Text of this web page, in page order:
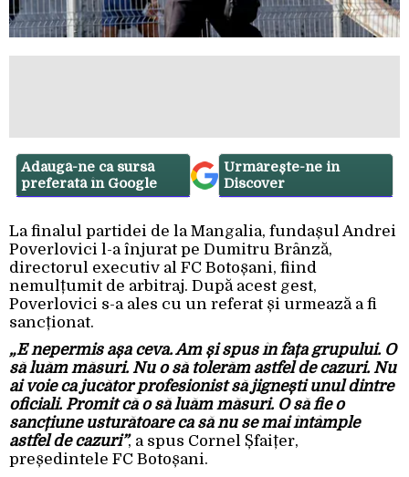
Adaugă-ne ca sursă
preferată în Google
Urmărește-ne in
Discover
La finalul partidei de la Mangalia, fundașul Andrei
Poverlovici l-a înjurat pe Dumitru Brânză,
directorul executiv al FC Botoșani, fiind
nemulțumit de arbitraj. După acest gest,
Poverlovici s-a ales cu un referat și urmează a fi
sancționat.
„E nepermis așa ceva. Am și spus în fața grupului. O
să luăm măsuri. Nu o să tolerăm astfel de cazuri. Nu
ai voie ca jucător profesionist să jignești unul dintre
oficiali. Promit că o să luăm măsuri. O să fie o
sancțiune usturătoare ca să nu se mai întâmple
astfel de cazuri”, a spus Cornel Șfaițer,
președintele FC Botoșani.